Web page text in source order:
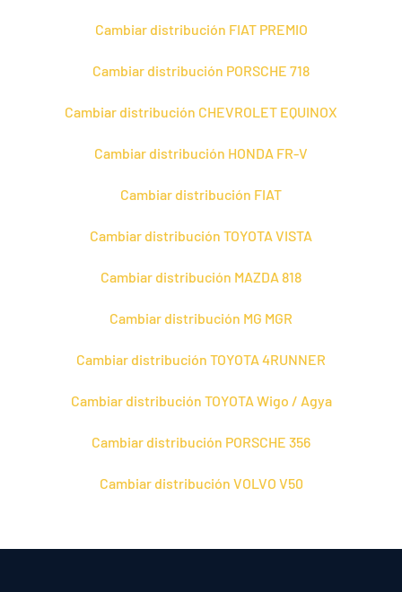
Cambiar distribución FIAT PREMIO
Cambiar distribución PORSCHE 718
Cambiar distribución CHEVROLET EQUINOX
Cambiar distribución HONDA FR-V
Cambiar distribución FIAT
Cambiar distribución TOYOTA VISTA
Cambiar distribución MAZDA 818
Cambiar distribución MG MGR
Cambiar distribución TOYOTA 4RUNNER
Cambiar distribución TOYOTA Wigo / Agya
Cambiar distribución PORSCHE 356
Cambiar distribución VOLVO V50